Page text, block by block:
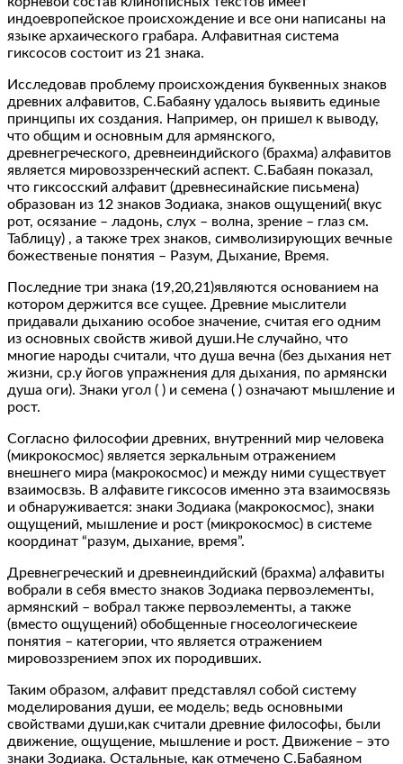
индоевропейское происхождение и все они написаны на
языке архаического грабара. Алфавитная система
гиксосов состоит из 21 знака.
Исследовав проблему происхождения буквенных знаков
древних алфавитов, С.Бабаяну удалось выявить единые
принципы их создания. Например, он пришел к выводу,
что общим и основным для армянского,
древнегреческого, древнеиндийского (брахма) алфавитов
является мировоззренческий аспект. С.Бабаян показал,
что гиксосский алфавит (древнесинайские письмена)
образован из 12 знаков Зодиака, знаков ощущений( вкус
рот, осязание – ладонь, слух – волна, зрение – глаз см.
Таблицу) , а также трех знаков, символизирующих вечные
божественые понятия – Разум, Дыхание, Время.
Последние три знака (19,20,21)являются основанием на
котором держится все сущее. Древние мыслители
придавали дыханию особое значение, считая его одним
из основных свойств живой души.Не случайно, что
многие народы считали, что душа вечна (без дыхания нет
жизни, ср.у йогов упражнения для дыхания, по армянски
душа оги). Знаки угол ( ) и семена ( ) означают мышление и
рост.
Согласно философии древних, внутренний мир человека
(микрокосмос) является зеркальным отражением
внешнего мира (макрокосмос) и между ними существует
взаимосвзь. В алфавите гиксосов именно эта взаимосвязь
и обнаруживается: знаки Зодиака (макрокосмос), знаки
ощущений, мышление и рост (микрокосмос) в системе
координат “разум, дыхание, время”.
Древнегреческий и древнеиндийский (брахма) алфавиты
вобрали в себя вместо знаков Зодиака первоэлементы,
армянский – вобрал также первоэлементы, а также
(вместо ощущений) обобщенные гносеологическеие
понятия – категории, что является отражением
мировоззрением эпох их породивших.
Таким образом, алфавит представлял собой систему
моделирования души, ее модель; ведь основными
свойствами души,как считали древние философы, были
движение, ощущение, мышление и рост. Движение – это
знаки Зодиака. Остальные, как отмечено С.Бабаяном